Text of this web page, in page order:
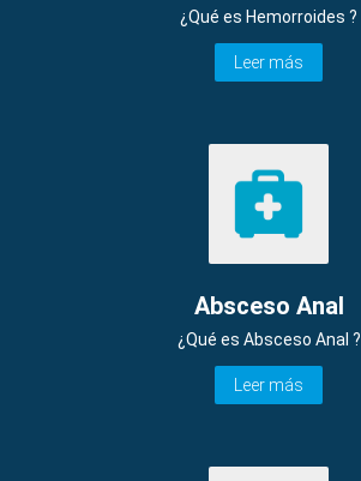
¿Qué es Hemorroides ?
Leer más
Absceso Anal
¿Qué es Absceso Anal ?
Leer más